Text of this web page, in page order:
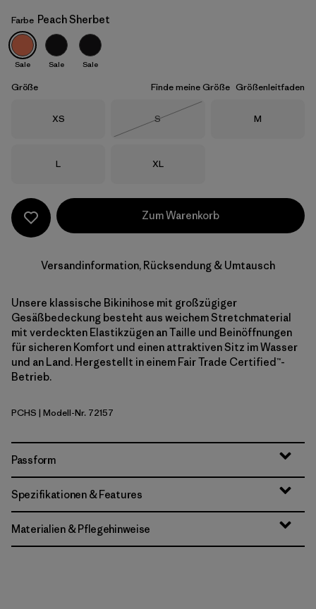
Peach Sherbet
Farbe Peach Sherbet
Sale Sale Sale
Größe Finde meine Größe Größenleitfaden
Größe
XS Größe
S
Größe
M
Größe
L Größe
XL
Zum Warenkorb
Versandinformation, Rücksendung & Umtausch
Unsere klassische Bikinihose mit großzügiger
Gesäßbedeckung besteht aus weichem Stretchmaterial
mit verdeckten Elastikzügen an Taille und Beinöffnungen
für sicheren Komfort und einen attraktiven Sitz im Wasser
und an Land. Hergestellt in einem Fair Trade Certified™-
Betrieb.
Peach Sherbet
PCHS | Modell-Nr. 72157
Passform
Spezifikationen & Features
Materialien & Pflegehinweise